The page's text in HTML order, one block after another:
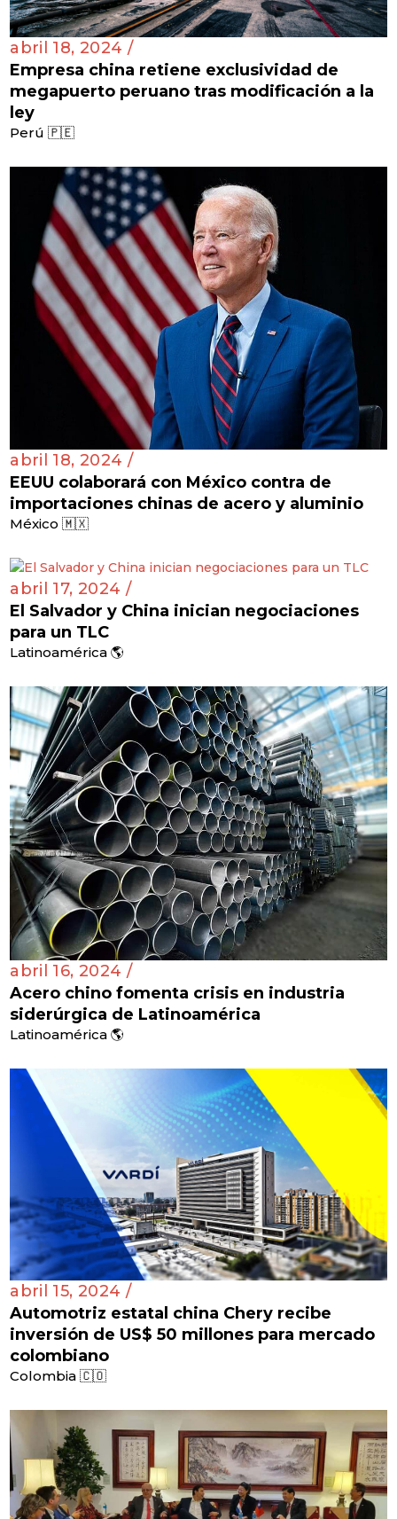
abril 18, 2024 /
Empresa china retiene exclusividad de
megapuerto peruano tras modificación a la
ley
Perú 🇵🇪
abril 18, 2024 /
EEUU colaborará con México contra de
importaciones chinas de acero y aluminio
México 🇲🇽
abril 17, 2024 /
El Salvador y China inician negociaciones
para un TLC
Latinoamérica 🌎
abril 16, 2024 /
Acero chino fomenta crisis en industria
siderúrgica de Latinoamérica
Latinoamérica 🌎
abril 15, 2024 /
Automotriz estatal china Chery recibe
inversión de US$ 50 millones para mercado
colombiano
Colombia 🇨🇴